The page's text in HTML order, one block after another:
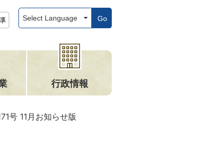
Go
行政情報
号 11月お知らせ版